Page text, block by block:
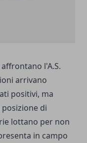
l'A.S.
arrivano
positivi, ma
di
lottano per non
in campo